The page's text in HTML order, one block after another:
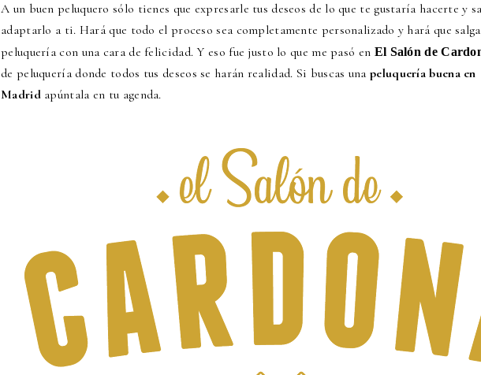
A un buen peluquero sólo tienes que expresarle tus deseos de lo que te gustaría hacerte y
adaptarlo a ti. Hará que todo el proceso sea completamente personalizado y hará que
peluquería con una cara de felicidad. Y eso fue justo lo que me pasó en El Salón de
de peluquería donde todos tus deseos se harán realidad. Si buscas una peluquería buena en
Madridapúntala en tu agenda.